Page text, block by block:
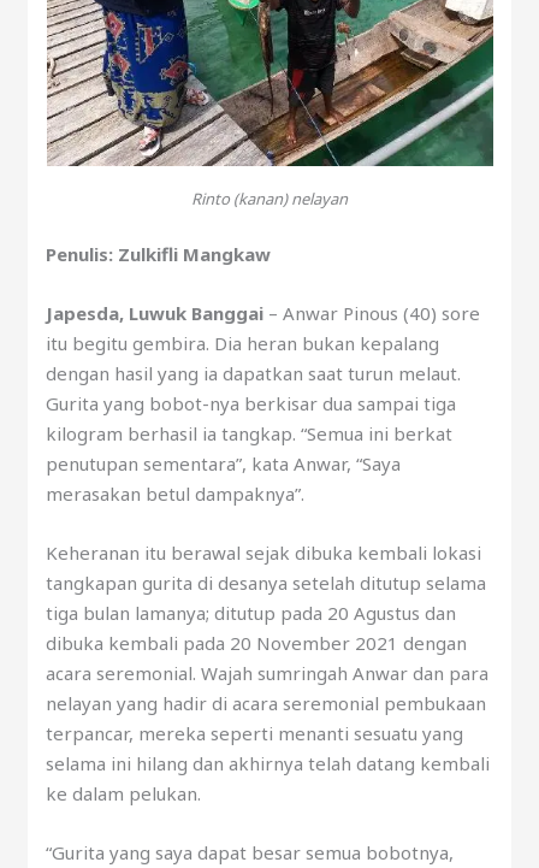
Rinto (kanan) nelayan
Penulis: Zulkifli Mangkaw
Japesda, Luwuk Banggai – Anwar Pinous (40) sore
itu begitu gembira. Dia heran bukan kepalang
dengan hasil yang ia dapatkan saat turun melaut.
Gurita yang bobot-nya berkisar dua sampai tiga
kilogram berhasil ia tangkap. “Semua ini berkat
penutupan sementara”, kata Anwar, “Saya
merasakan betul dampaknya”.
Keheranan itu berawal sejak dibuka kembali lokasi
tangkapan gurita di desanya setelah ditutup selama
tiga bulan lamanya; ditutup pada 20 Agustus dan
dibuka kembali pada 20 November 2021 dengan
acara seremonial. Wajah sumringah Anwar dan para
nelayan yang hadir di acara seremonial pembukaan
terpancar, mereka seperti menanti sesuatu yang
selama ini hilang dan akhirnya telah datang kembali
ke dalam pelukan.
“Gurita yang saya dapat besar semua bobotnya,